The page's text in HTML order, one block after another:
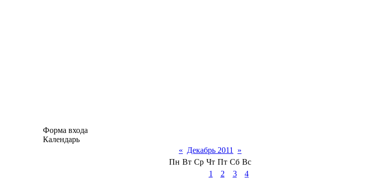
Форма входа
Календарь
« Декабрь 2011
»
Пн Вт Ср Чт Пт Сб Вс
1
2 3
4